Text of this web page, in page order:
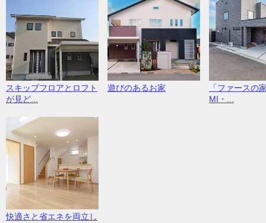
スキップフロアとロフト
が見ど...
遊びのあるお家
「ファースの
MI・...
快適さと省エネを両立し